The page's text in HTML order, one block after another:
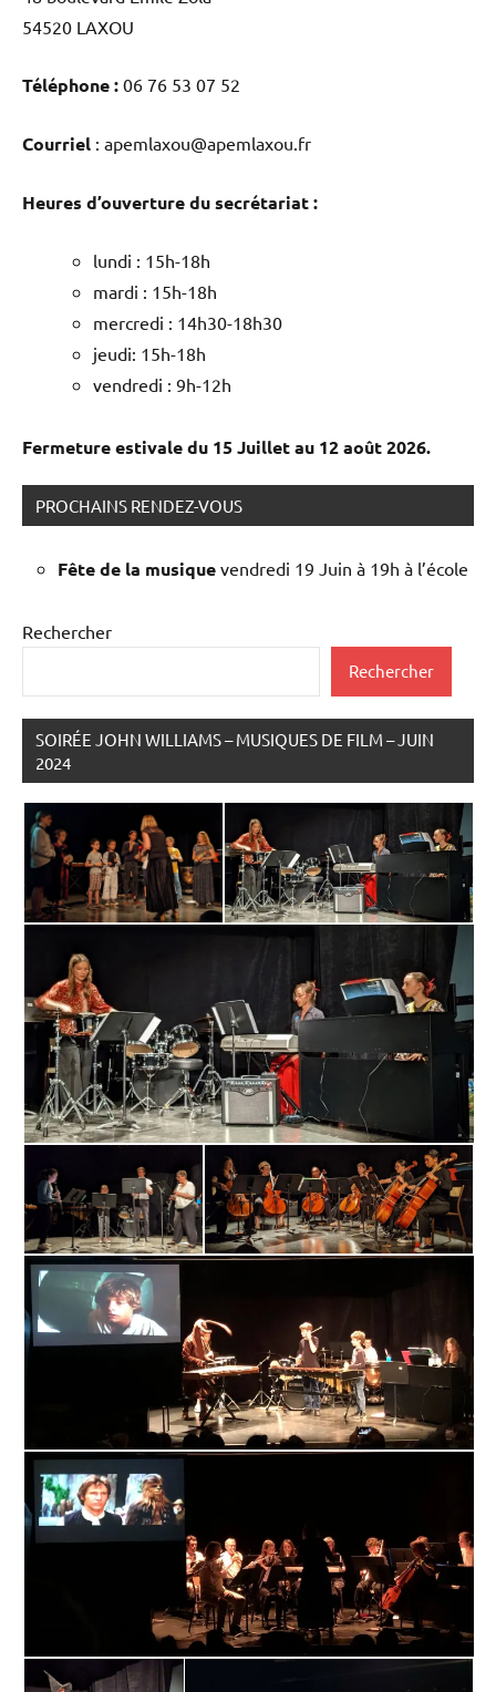
54520 LAXOU
Téléphone : 06 76 53 07 52
Courriel : apemlaxou@apemlaxou.fr
Heures d’ouverture du secrétariat :
lundi : 15h-18h
mardi : 15h-18h
mercredi : 14h30-18h30
jeudi: 15h-18h
vendredi : 9h-12h
Fermeture estivale du 15 Juillet au 12 août 2026.
PROCHAINS RENDEZ-VOUS
Fête de la musique vendredi 19 Juin à 19h à l’école
Rechercher
Rechercher
SOIRÉE JOHN WILLIAMS – MUSIQUES DE FILM – JUIN
2024